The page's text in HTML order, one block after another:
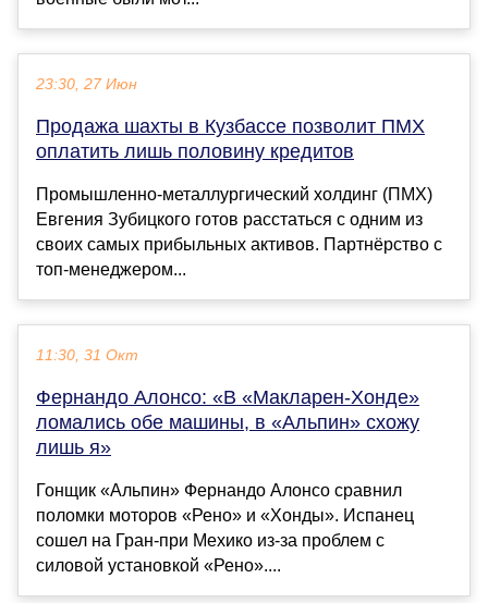
23:30, 27 Июн
Продажа шахты в Кузбассе позволит ПМХ
оплатить лишь половину кредитов
Промышленно-металлургический холдинг (ПМХ)
Евгения Зубицкого готов расстаться с одним из
своих самых прибыльных активов. Партнёрство с
топ-менеджером...
11:30, 31 Окт
Фернандо Алонсо: «В «Макларен-Хонде»
ломались обе машины, в «Альпин» схожу
лишь я»
Гонщик «Альпин» Фернандо Алонсо сравнил
поломки моторов «Рено» и «Хонды». Испанец
сошел на Гран-при Мехико из-за проблем с
силовой установкой «Рено»....